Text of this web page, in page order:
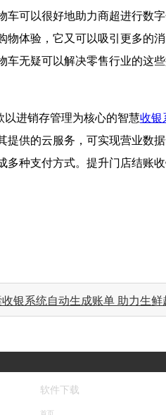
可以很好地助力商超进行数字
物体验，它又可以吸引更多的
无疑可以解决零售行业的这些
进销存管理为核心的智慧收银
提供的云服务，可实现营业数
多种支付方式。提升门店结账
银系统自动生成账单 助力生鲜超
软件下载